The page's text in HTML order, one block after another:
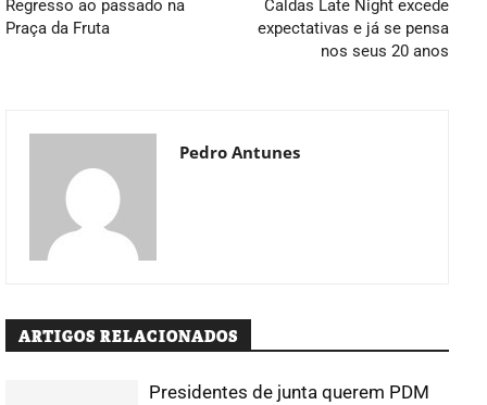
Regresso ao passado na
Praça da Fruta
Caldas Late Night excede
expectativas e já se pensa
nos seus 20 anos
Pedro Antunes
ARTIGOS RELACIONADOS
Presidentes de junta querem PDM